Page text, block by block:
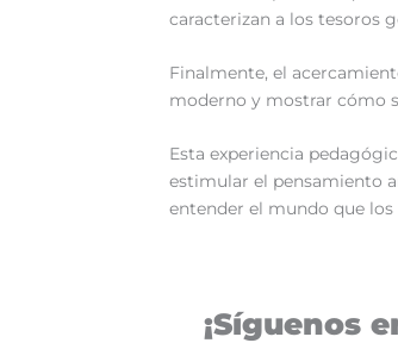
caracterizan a los tesoros
Finalmente, el
moderno y mostrar cómo
Esta experiencia
estimular el pensamiento
entender el mundo que
¡Síguenos